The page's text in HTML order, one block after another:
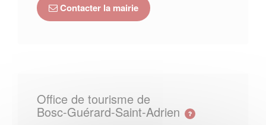
Contacter la mairie
Office de tourisme de
Bosc-Guérard-Saint-Adrien